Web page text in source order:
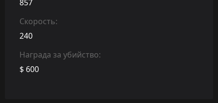
857
Скорость:
240
Награда за убийство:
$ 600